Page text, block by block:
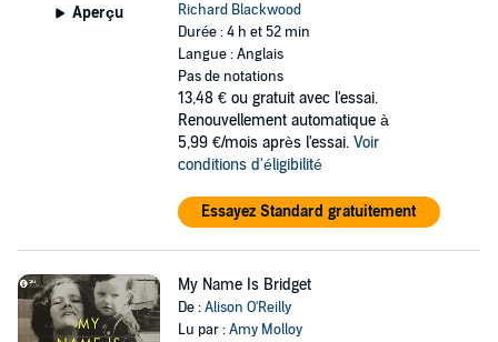
Aperçu
Richard Blackwood
Durée : 4 h et 52 min
Langue : Anglais
Pas de notations
13,48 € ou gratuit avec l'essai.
Renouvellement automatique à
5,99 €/mois après l'essai. Voir
conditions d'éligibilité
Essayez Standard gratuitement
My Name Is Bridget
De :Alison O'Reilly
Lu par :Amy Molloy